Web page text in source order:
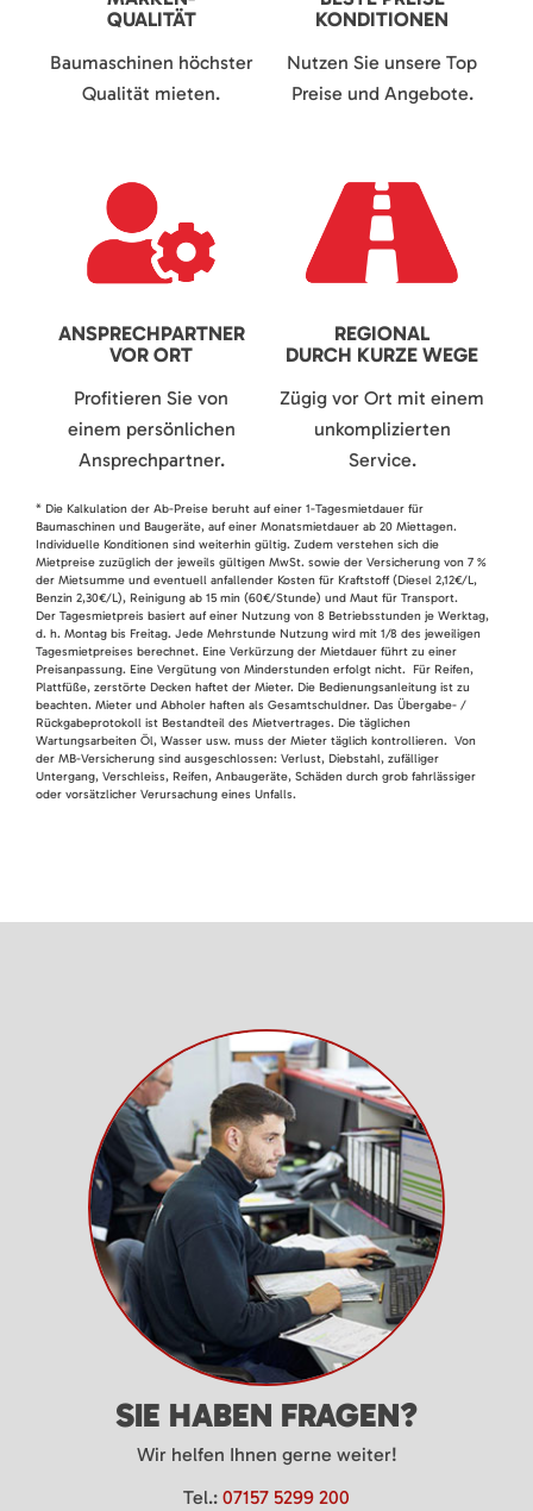
QUALITÄT
Baumaschinen höchster
Qualität mieten.
KONDITIONEN
Nutzen Sie unsere Top
Preise und Angebote.
ANSPRECHPARTNER
VOR ORT
Profitieren Sie von
einem persönlichen
Ansprechpartner.
REGIONAL
DURCH KURZE WEGE
Zügig vor Ort mit einem
unkomplizierten
Service.
* Die Kalkulation der Ab-Preise beruht auf einer 1-Tagesmietdauer für
Baumaschinen und Baugeräte, auf einer Monatsmietdauer ab 20 Miettagen.
Individuelle Konditionen sind weiterhin gültig. Zudem verstehen sich die
Mietpreise zuzüglich der jeweils gültigen MwSt. sowie der Versicherung von 7 %
der Mietsumme und eventuell anfallender Kosten für Kraftstoff (Diesel 2,12€/L,
Benzin 2,30€/L), Reinigung ab 15 min (60€/Stunde) und Maut für Transport.
Der Tagesmietpreis basiert auf einer Nutzung von 8 Betriebsstunden je Werktag,
d. h. Montag bis Freitag. Jede Mehrstunde Nutzung wird mit 1/8 des jeweiligen
Tagesmietpreises berechnet. Eine Verkürzung der Mietdauer führt zu einer
Preisanpassung. Eine Vergütung von Minderstunden erfolgt nicht. Für Reifen,
Plattfüße, zerstörte Decken haftet der Mieter. Die Bedienungsanleitung ist zu
beachten. Mieter und Abholer haften als Gesamtschuldner. Das Übergabe- /
Rückgabeprotokoll ist Bestandteil des Mietvertrages. Die täglichen
Wartungsarbeiten Öl, Wasser usw. muss der Mieter täglich kontrollieren. Von
der MB-Versicherung sind ausgeschlossen: Verlust, Diebstahl, zufälliger
Untergang, Verschleiss, Reifen, Anbaugeräte, Schäden durch grob fahrlässiger
oder vorsätzlicher Verursachung eines Unfalls.
SIE HABEN FRAGEN?
Wir helfen Ihnen gerne weiter!
Tel.: 07157 5299 200